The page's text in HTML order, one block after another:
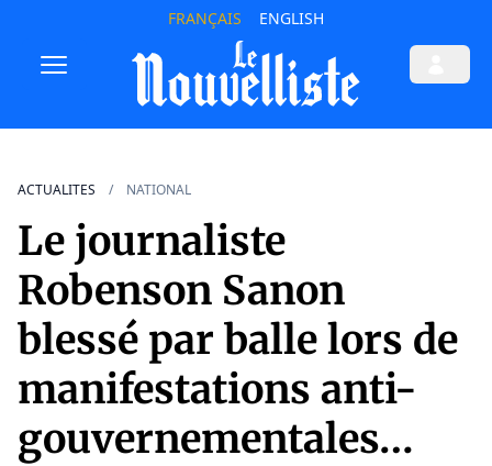
FRANÇAIS ENGLISH
ACTUALITES NATIONAL
Le journaliste
Robenson Sanon
blessé par balle lors de
manifestations anti-
gouvernementales…